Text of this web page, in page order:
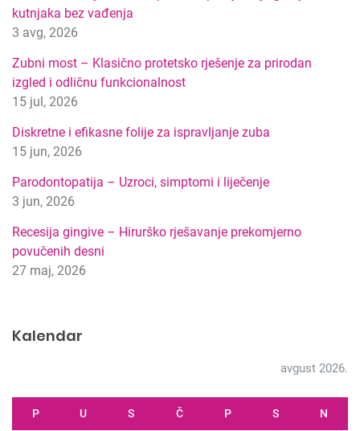
kutnjaka bez vađenja
3 avg, 2026
Zubni most – Klasično protetsko rješenje za prirodan
izgled i odličnu funkcionalnost
15 jul, 2026
Diskretne i efikasne folije za ispravljanje zuba
15 jun, 2026
Parodontopatija – Uzroci, simptomi i liječenje
3 jun, 2026
Recesija gingive – Hirurško rješavanje prekomjerno
povučenih desni
27 maj, 2026
Kalendar
avgust 2026.
P U S Č P S N